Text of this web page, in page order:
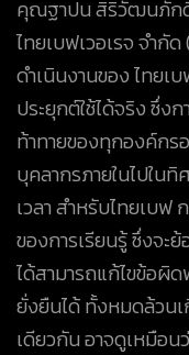
คุณฐาปน สิริวัฒนภัก
ไทยเบฟเวอเรจ จำกัด
ดำเนินงานของ ไทยเ
ประยุกต์ใช้ได้จริง ซึ่ง
ท้าทายของทุกองค์กร
บุคลากรภายในไปใน
เวลา สำหรับไทยเบฟ
ของการเรียนรู้ ซึ่งจะ
ได้สามารถแก้ไขข้อผิ
ยั่งยืนได้ ทั้งหมดล้วนเ
เดียวกัน อาจดูเหมือน